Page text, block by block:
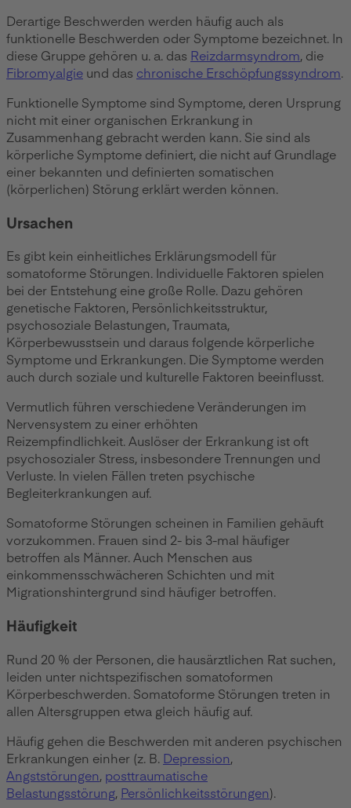
Derartige Beschwerden werden häufig auch als
funktionelle Beschwerden oder Symptome bezeichnet. In
diese Gruppe gehören u. a. das Reizdarmsyndrom, die
Fibromyalgie und das chronische Erschöpfungssyndrom.
Funktionelle Symptome sind Symptome, deren Ursprung
nicht mit einer organischen Erkrankung in
Zusammenhang gebracht werden kann. Sie sind als
körperliche Symptome definiert, die nicht auf Grundlage
einer bekannten und definierten somatischen
(körperlichen) Störung erklärt werden können.
Ursachen
Es gibt kein einheitliches Erklärungsmodell für
somatoforme Störungen. Individuelle Faktoren spielen
bei der Entstehung eine große Rolle. Dazu gehören
genetische Faktoren, Persönlichkeitsstruktur,
psychosoziale Belastungen, Traumata,
Körperbewusstsein und daraus folgende körperliche
Symptome und Erkrankungen. Die Symptome werden
auch durch soziale und kulturelle Faktoren beeinflusst.
Vermutlich führen verschiedene Veränderungen im
Nervensystem zu einer erhöhten
Reizempfindlichkeit. Auslöser der Erkrankung ist oft
psychosozialer Stress, insbesondere Trennungen und
Verluste. In vielen Fällen treten psychische
Begleiterkrankungen auf.
Somatoforme Störungen scheinen in Familien gehäuft
vorzukommen. Frauen sind 2- bis 3-mal häufiger
betroffen als Männer. Auch Menschen aus
einkommensschwächeren Schichten und mit
Migrationshintergrund sind häufiger betroffen.
Häufigkeit
Rund 20 % der Personen, die hausärztlichen Rat suchen,
leiden unter nichtspezifischen somatoformen
Körperbeschwerden. Somatoforme Störungen treten in
allen Altersgruppen etwa gleich häufig auf.
Häufig gehen die Beschwerden mit anderen psychischen
Erkrankungen einher (z. B. Depression,
Angststörungen, posttraumatische
Belastungsstörung, Persönlichkeitsstörungen).